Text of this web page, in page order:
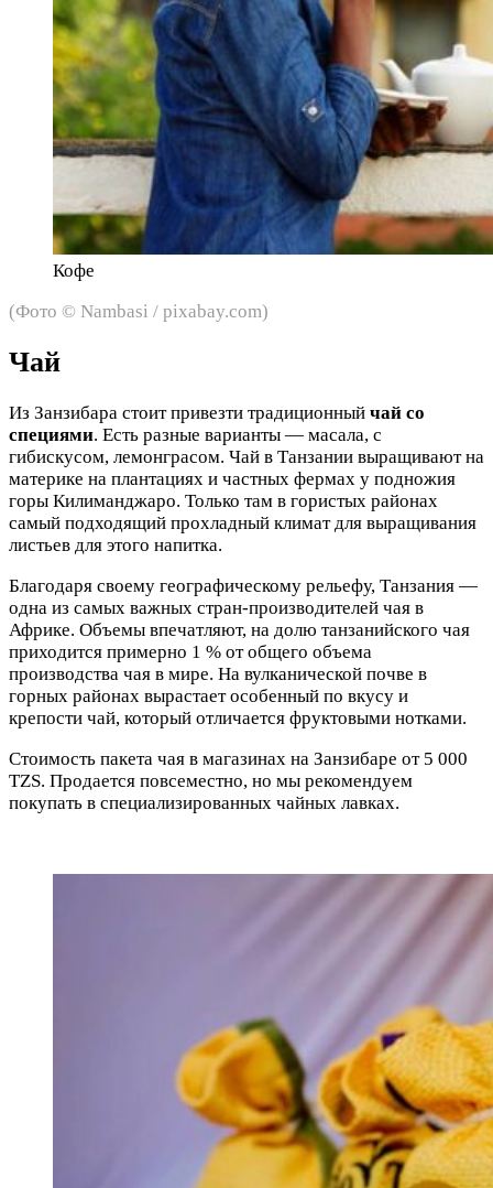
Кофе
(Фото © Nambasi / pixabay.com)
Чай
Из Занзибара стоит привезти традиционный чай со
специями. Есть разные варианты — масала, с
гибискусом, лемонграсом. Чай в Танзании выращивают на
материке на плантациях и частных фермах у подножия
горы Килиманджаро. Только там в гористых районах
самый подходящий прохладный климат для выращивания
листьев для этого напитка.
Благодаря своему географическому рельефу, Танзания —
одна из самых важных стран-производителей чая в
Африке. Объемы впечатляют, на долю танзанийского чая
приходится примерно 1 % от общего объема
производства чая в мире. На вулканической почве в
горных районах вырастает особенный по вкусу и
крепости чай, который отличается фруктовыми нотками.
Стоимость пакета чая в магазинах на Занзибаре от 5 000
TZS. Продается повсеместно, но мы рекомендуем
покупать в специализированных чайных лавках.